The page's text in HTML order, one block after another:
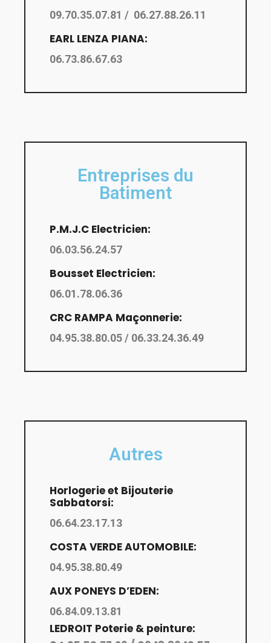
09.70.35.07.81 / 06.27.88.26.11
EARL LENZA PIANA:
06.73.86.67.63
Entreprises du
Batiment
P.M.J.C Electricien:
06.03.56.24.57
Bousset Electricien:
06.01.78.06.36
CRC RAMPA Maçonnerie:
04.95.38.80.05 / 06.33.24.36.49
Autres
Horlogerie et Bijouterie
Sabbatorsi:
06.64.23.17.13
COSTA VERDE AUTOMOBILE:
04.95.38.80.49
AUX PONEYS D’EDEN:
06.84.09.13.81
LEDROIT Poterie & peinture: